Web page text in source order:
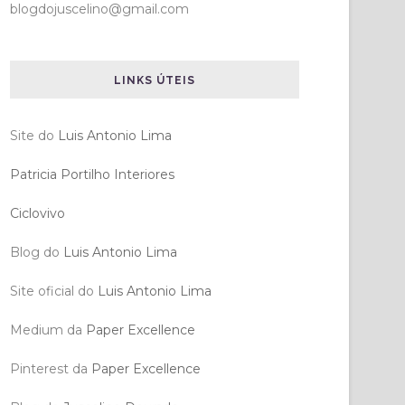
blogdojuscelino@gmail.com
LINKS ÚTEIS
Site do Luis Antonio Lima
Patricia Portilho Interiores
Ciclovivo
Blog do Luis Antonio Lima
Site oficial do Luis Antonio Lima
Medium da Paper Excellence
Pinterest da Paper Excellence